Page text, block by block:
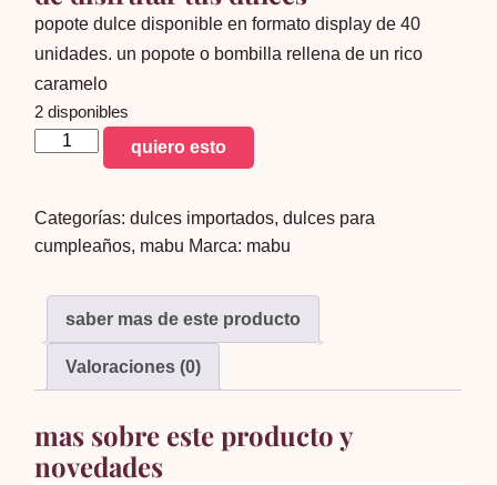
popote dulce disponible en formato display de 40
unidades. un popote o bombilla rellena de un rico
caramelo
2 disponibles
popote
cantidad
quiero esto
Categorías:dulces importados,dulces para
cumpleaños, mabu Marca: mabu
saber mas de este producto
Valoraciones (0)
mas sobre este producto y
novedades